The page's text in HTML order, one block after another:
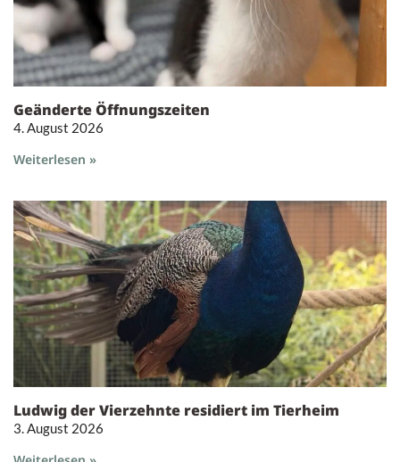
Geänderte Öffnungszeiten
4. August 2026
Weiterlesen »
Ludwig der Vierzehnte residiert im Tierheim
3. August 2026